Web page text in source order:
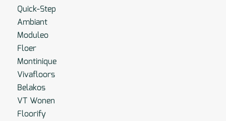
Quick-Step
Ambiant
Moduleo
Floer
Montinique
Vivafloors
Belakos
VT Wonen
Floorify